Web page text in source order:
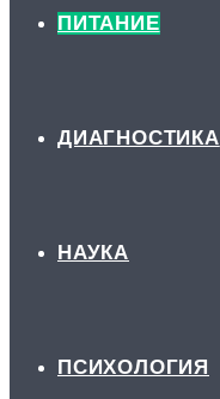
ПИТАНИЕ
ДИАГНОСТИКА
НАУКА
ПСИХОЛОГИЯ